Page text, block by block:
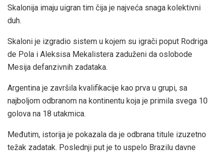
Skalonija imaju uigran tim čija je najveća snaga kolektivni
duh.
Skaloni je izgradio sistem u kojem su igrači poput Rodriga
de Pola i Aleksisa Mekalistera zaduženi da oslobode
Mesija defanzivnih zadataka.
Argentina je završila kvalifikacije kao prva u grupi, sa
najboljom odbranom na kontinentu koja je primila svega 10
golova na 18 utakmica.
Međutim, istorija je pokazala da je odbrana titule izuzetno
težak zadatak. Poslednji put je to uspelo Brazilu davne